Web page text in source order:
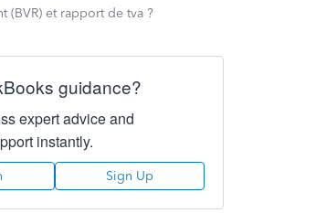
(BVR) et rapport de tva ?
guidance?
expert advice and
instantly.
Sign Up